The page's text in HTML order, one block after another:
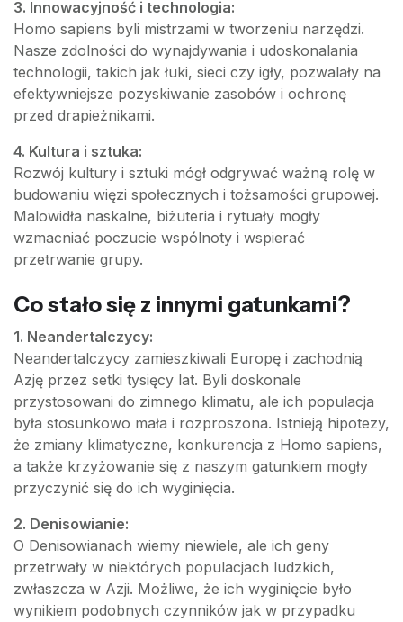
3. Innowacyjność i technologia:
Homo sapiens byli mistrzami w tworzeniu narzędzi.
Nasze zdolności do wynajdywania i udoskonalania
technologii, takich jak łuki, sieci czy igły, pozwalały na
efektywniejsze pozyskiwanie zasobów i ochronę
przed drapieżnikami.
4. Kultura i sztuka:
Rozwój kultury i sztuki mógł odgrywać ważną rolę w
budowaniu więzi społecznych i tożsamości grupowej.
Malowidła naskalne, biżuteria i rytuały mogły
wzmacniać poczucie wspólnoty i wspierać
przetrwanie grupy.
Co stało się z innymi gatunkami?
1. Neandertalczycy:
Neandertalczycy zamieszkiwali Europę i zachodnią
Azję przez setki tysięcy lat. Byli doskonale
przystosowani do zimnego klimatu, ale ich populacja
była stosunkowo mała i rozproszona. Istnieją hipotezy,
że zmiany klimatyczne, konkurencja z Homo sapiens,
a także krzyżowanie się z naszym gatunkiem mogły
przyczynić się do ich wyginięcia.
2. Denisowianie:
O Denisowianach wiemy niewiele, ale ich geny
przetrwały w niektórych populacjach ludzkich,
zwłaszcza w Azji. Możliwe, że ich wyginięcie było
wynikiem podobnych czynników jak w przypadku